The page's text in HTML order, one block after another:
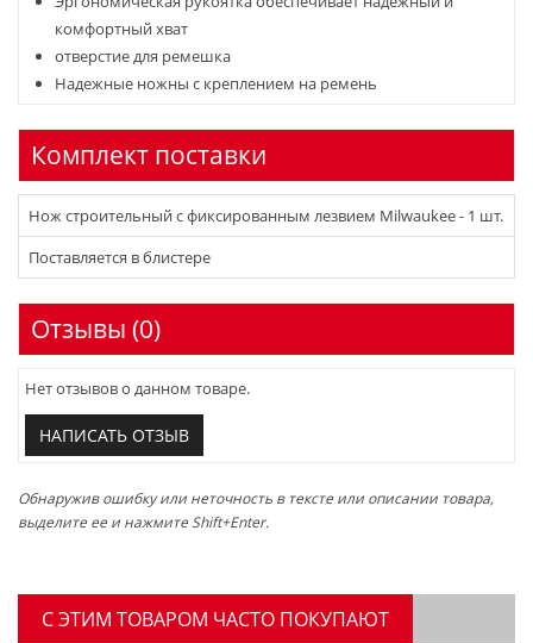
комфортный хват
отверстие для ремешка
Надежные ножны с креплением на ремень
Комплект поставки
Нож строительный с фиксированным лезвием Milwaukee - 1 шт.
Поставляется в блистере
Отзывы (0)
Нет отзывов о данном товаре.
НАПИСАТЬ ОТЗЫВ
Обнаружив ошибку или неточность в тексте или описании товара,
выделите ее и нажмите Shift+Enter.
C ЭТИМ ТОВАРОМ ЧАСТО ПОКУПАЮТ